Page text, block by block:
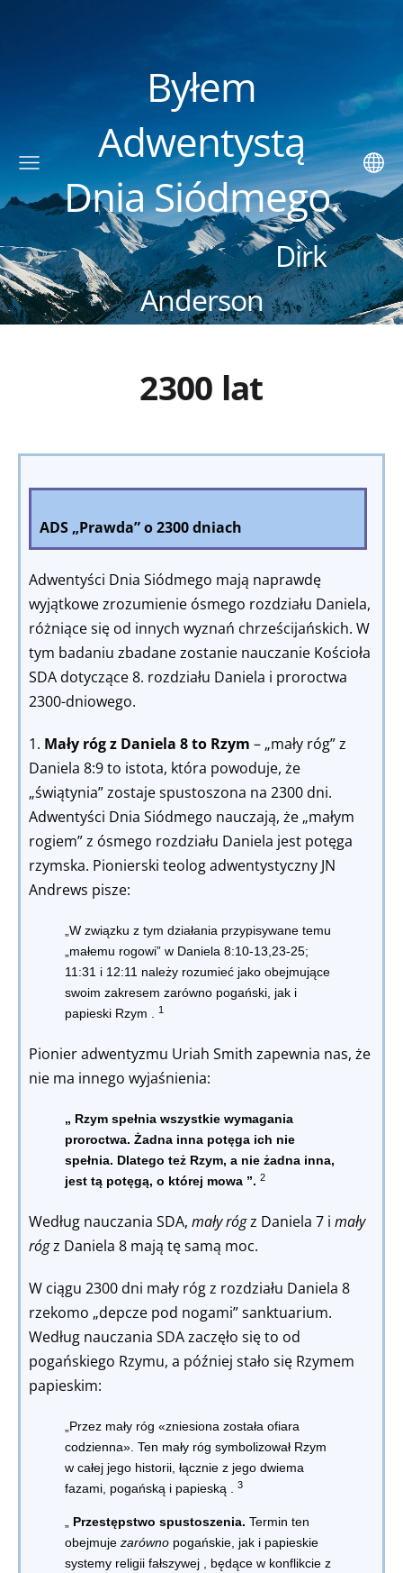
Byłem
Adwentystą
Dnia Siódmego.
Dirk
Anderson
2300 lat
ADS „Prawda” o 2300 dniach
Adwentyści Dnia Siódmego mają naprawdę
wyjątkowe zrozumienie ósmego rozdziału Daniela,
różniące się od innych wyznań chrześcijańskich. W
tym badaniu zbadane zostanie nauczanie Kościoła
SDA dotyczące 8. rozdziału Daniela i proroctwa
2300-dniowego.
1. Mały róg z Daniela 8 to Rzym – „mały róg” z
Daniela 8:9 to istota, która powoduje, że
„świątynia” zostaje spustoszona na 2300 dni.
Adwentyści Dnia Siódmego nauczają, że „małym
rogiem” z ósmego rozdziału Daniela jest potęga
rzymska. Pionierski teolog adwentystyczny JN
Andrews pisze:
„W związku z tym działania przypisywane temu
„małemu rogowi” w Daniela 8:10-13,23-25;
11:31 i 12:11 należy rozumieć jako obejmujące
swoim zakresem zarówno pogański, jak i
papieski Rzym
1
Pionier adwentyzmu Uriah Smith zapewnia nas, że
nie ma innego wyjaśnienia:
„ Rzym spełnia wszystkie wymagania
proroctwa. Żadna inna potęga ich nie
spełnia. Dlatego też Rzym, a nie żadna inna,
jest tą potęgą, o której mowa”. 2
Według nauczania SDA, mały rógz Daniela 7 i mały
rógz Daniela 8 mają tę samą moc.
W ciągu 2300 dni mały róg z rozdziału Daniela 8
rzekomo „depcze pod nogami” sanktuarium.
Według nauczania SDA zaczęło się to od
pogańskiego Rzymu, a później stało się Rzymem
papieskim:
„Przez mały róg «zniesiona została ofiara
codzienna». Ten mały róg symbolizował Rzym
w całej jego historii, łącznie z jego dwiema
fazami, pogańską i papieską
3
Przestępstwo spustoszenia. Termin ten
obejmuje zarównopogańskie, jak i papieskie
systemy religii fałszywej, będące w konflikcie z